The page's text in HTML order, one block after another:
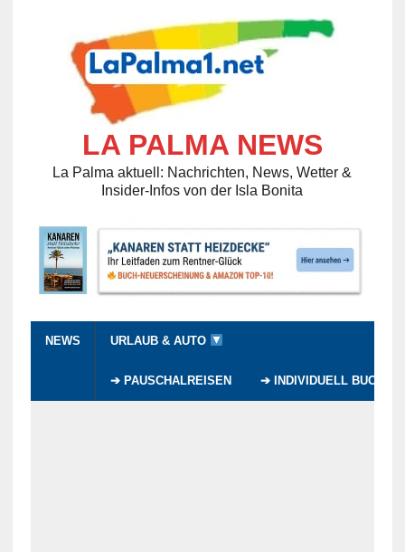
LA PALMA NEWS
La Palma aktuell: Nachrichten, News, Wetter &
Insider-Infos von der Isla Bonita
NEWS URLAUB & AUTO
➔ PAUSCHALREISEN ➔ INDIVIDUELL BUCHEN